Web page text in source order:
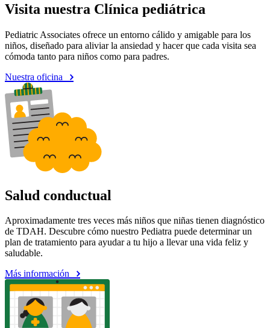
Visita nuestra Clínica pediátrica
Pediatric Associates ofrece un entorno cálido y amigable para los
niños, diseñado para aliviar la ansiedad y hacer que cada visita sea
cómoda tanto para niños como para padres.
Nuestra oficina
Salud conductual
Aproximadamente tres veces más niños que niñas tienen diagnóstico
de TDAH. Descubre cómo nuestro Pediatra puede determinar un
plan de tratamiento para ayudar a tu hijo a llevar una vida feliz y
saludable.
Más información